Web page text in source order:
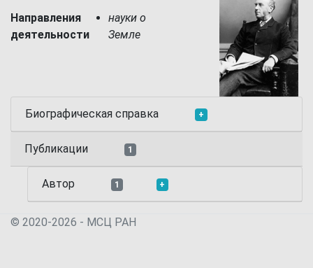
Направления
деятельности
науки о
Земле
Биографическая справка +
Публикации 1
Автор 1 +
© 2020-2026 - МСЦ РАН